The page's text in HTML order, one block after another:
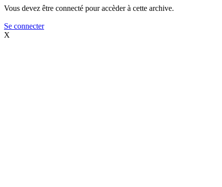
Vous devez être connecté pour accèder à cette archive.
Se connecter
X